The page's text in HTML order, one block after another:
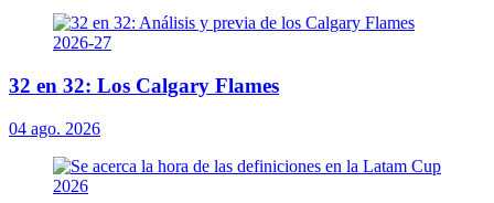
32 en 32: Los Calgary Flames
04 ago. 2026